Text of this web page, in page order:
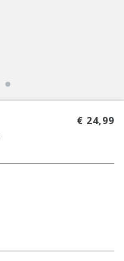
€ 24,99